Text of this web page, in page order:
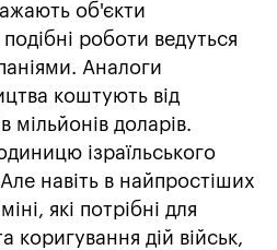
об'єкти
роботи ведуться
Аналоги
коштують від
мільйонів доларів.
ізраїльського
навіть в найпростіших
які потрібні для
коригування дій військ,